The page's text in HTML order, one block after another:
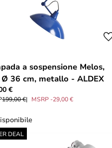
a sospensione Melos,
36 cm, metallo - ALDEX
€
199,00 € MSRP -29,00 €
DEAL